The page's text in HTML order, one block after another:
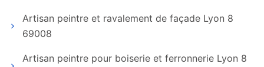
Artisan peintre et ravalement de façade Lyon 8
69008
Artisan peintre pour boiserie et ferronnerie Lyon 8